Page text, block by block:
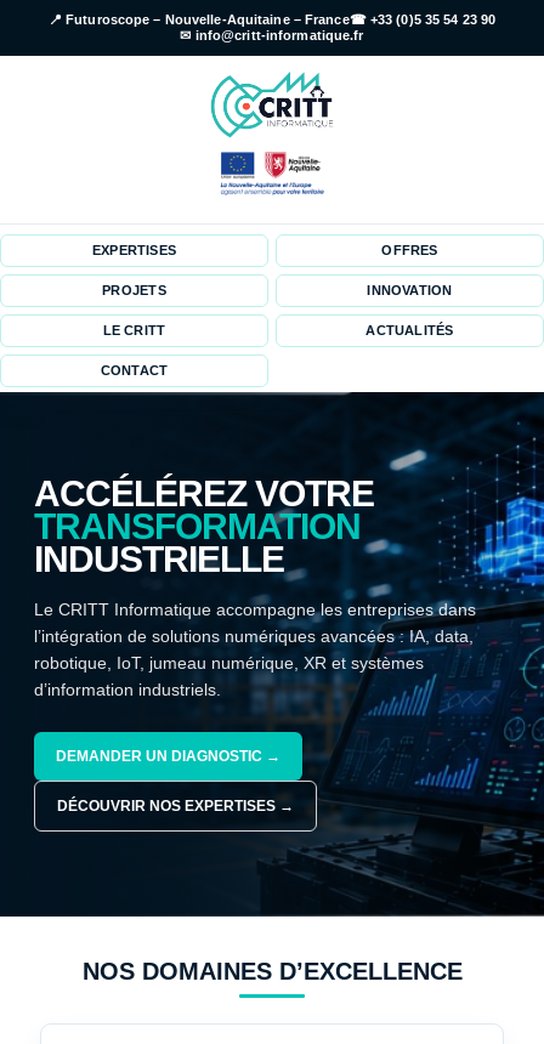
📍 Futuroscope – Nouvelle-Aquitaine – France☎ +33 (0)5 35 54 23 90
✉ info@critt-informatique.fr
EXPERTISES OFFRES
PROJETS INNOVATION
LE CRITT ACTUALITÉS
CONTACT
ACCÉLÉREZ VOTRE
TRANSFORMATION
INDUSTRIELLE
Le CRITT Informatique accompagne les entreprises dans
l’intégration de solutions numériques avancées : IA, data,
robotique, IoT, jumeau numérique, XR et systèmes
d’information industriels.
DEMANDER UN DIAGNOSTIC →
DÉCOUVRIR NOS EXPERTISES →
NOS DOMAINES D’EXCELLENCE